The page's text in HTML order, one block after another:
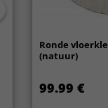
Ronde
(natuur)
99.99 €